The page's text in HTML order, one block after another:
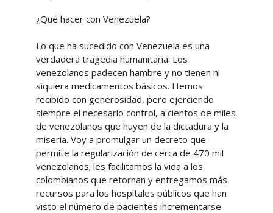
¿Qué hacer con Venezuela?
Lo que ha sucedido con Venezuela es una
verdadera tragedia humanitaria. Los
venezolanos padecen hambre y no tienen ni
siquiera medicamentos básicos. Hemos
recibido con generosidad, pero ejerciendo
siempre el necesario control, a cientos de miles
de venezolanos que huyen de la dictadura y la
miseria. Voy a promulgar un decreto que
permite la regularización de cerca de 470 mil
venezolanos; les facilitamos la vida a los
colombianos que retornan y entregamos más
recursos para los hospitales públicos que han
visto el número de pacientes incrementarse